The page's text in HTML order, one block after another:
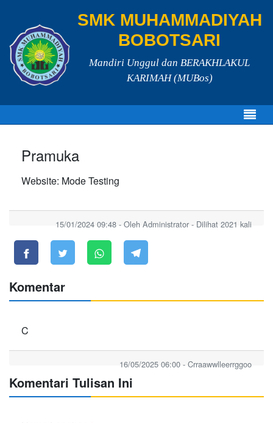
SMK MUHAMMADIYAH
BOBOTSARI
Mandiri Unggul dan BERAKHLAKUL
KARIMAH (MUBos)
Pramuka
Website: Mode Testing
15/01/2024 09:48 - Oleh Administrator - Dilihat 2021 kali
Komentar
C
16/05/2025 06:00 - Crraawwlleerrggoo
Komentari Tulisan Ini